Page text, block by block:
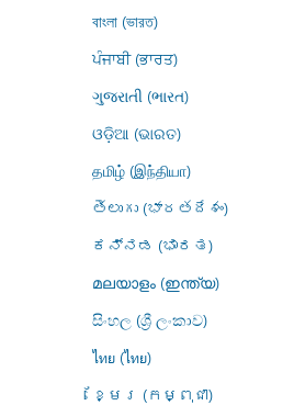
বাংলা (ভারত)
ਪੰਜਾਬੀ (ਭਾਰਤ)
ગુજરાતી (ભારત)
ଓଡ଼ିଆ (ଭାରତ)
தமிழ் (இந்தியா)
తెలుగు (భారతదేశం)
ಕನ್ನಡ (ಭಾರತ)
മലയാളം (ഇന്ത്യ)
සිංහල (ශ්‍රී ලංකාව)
ไทย (ไทย)
ខ្មែរ (កម្ពុជា)